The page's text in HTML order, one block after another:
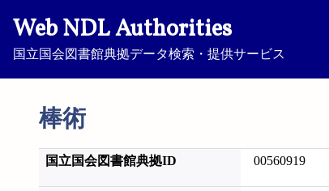
Web NDL Authorities
国立国会図書館典拠データ検索・提供サービス
棒術
国立国会図書館典拠ID 00560919